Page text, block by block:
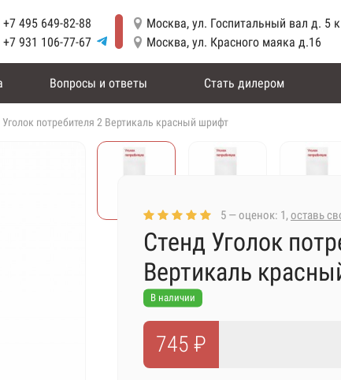
+7 495 649-82-88
+7 931 106-77-67
Москва, ул. Госпитальный вал д. 5
Москва, ул. Красного маяка д.16
Вопросы и ответы Стать дилером
Уголок потребителя 2 Вертикаль красный шрифт
5 — оценок: 1, оставь
Стенд Уголок
Вертикаль
В наличии
745 ₽